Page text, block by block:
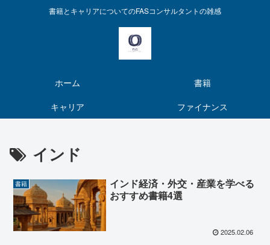
書籍とキャリアについてのFASコンサルタントの雑感
ホーム
書籍
キャリア
ファイナンス
インド
書籍
インド経済・外交・産業を学べる
おすすめ書籍4選
2025.02.06